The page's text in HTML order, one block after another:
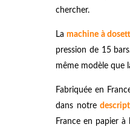
chercher.
Lamachine à
pression de 15
même modèle que
Fabriquée en
dans notre
France en papier